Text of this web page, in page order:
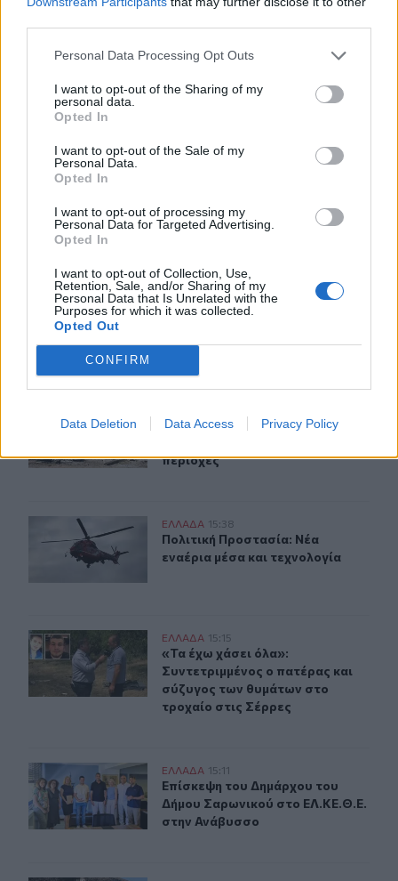
Personal Data Processing Opt Outs
I want to opt-out of the Sharing of my
personal data.
Opted In
I want to opt-out of the Sale of my
Personal Data.
Opted In
I want to opt-out of processing my
Personal Data for Targeted Advertising.
Opted In
I want to opt-out of Collection, Use,
Retention, Sale, and/or Sharing of my
Personal Data that Is Unrelated with the
Purposes for which it was collected.
Opted Out
CONFIRM
Data Deletion Data Access Privacy Policy
Ρωσία: Ο Πούτιν εγκρίνει πώληση 30% στο αεροδρόμιο
της Μόσχας
ΣΧΕΤΙΚA AΡΘΡΑ
Στεγαστικό επίδομα από το υπουργείο Παιδείας, σε
ΕΛΛAΔΑ 16:30
Στεγαστικό επίδομα από το
Στεγαστικό επίδομα από το
υπουργείο Παιδείας, σε 1.120
Τρίκαλα, Καρδίτσα και Λαμία
Δυτική Αττική: Ολοκληρώθηκαν οι
Δυτική Αττική: Ολοκληρώθηκαν
περιοχές
Πολιτική Προστασία: Νέα εναέρια μέσα και τεχνολογία
ΕΛΛAΔΑ 15:38
Πολιτική Προστασία: Νέα εναέρια
Πολιτική Προστασία: Νέα
εναέρια μέσα και τεχνολογία
«Τα έχω χάσει όλα»: Συντετριμμένος ο πατέρας και
ΕΛΛAΔΑ 15:15
«Τα έχω χάσει όλα»:
«Τα έχω χάσει όλα»:
Συντετριμμένος ο πατέρας και
σύζυγος των θυμάτων στο
τροχαίο στις Σέρρες
Επίσκεψη του Δημάρχου του Δήμου Σαρωνικού στο
ΕΛΛAΔΑ 15:11
Επίσκεψη του Δημάρχου του
Επίσκεψη του Δημάρχου του
Δήμου Σαρωνικού στο ΕΛ.ΚΕ.Θ.Ε.
στην Ανάβυσσο